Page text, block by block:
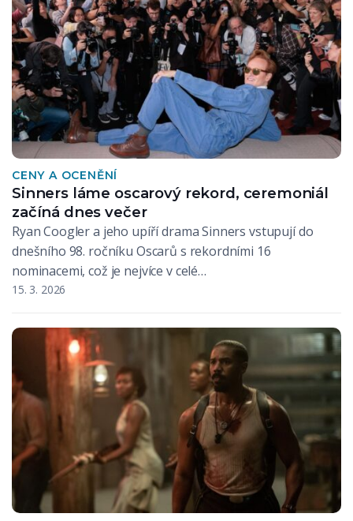
CENY A OCENĚNÍ
Sinners láme oscarový rekord, ceremoniál
začíná dnes večer
Ryan Coogler a jeho upíří drama Sinners vstupují do
dnešního 98. ročníku Oscarů s rekordními 16
nominacemi, což je nejvíce v celé…
15. 3. 2026